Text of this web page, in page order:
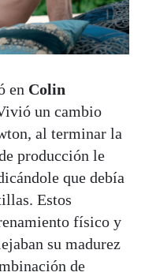
en Colin
un cambio
al terminar la
producción le
que debía
Estos
físico y
su madurez
de